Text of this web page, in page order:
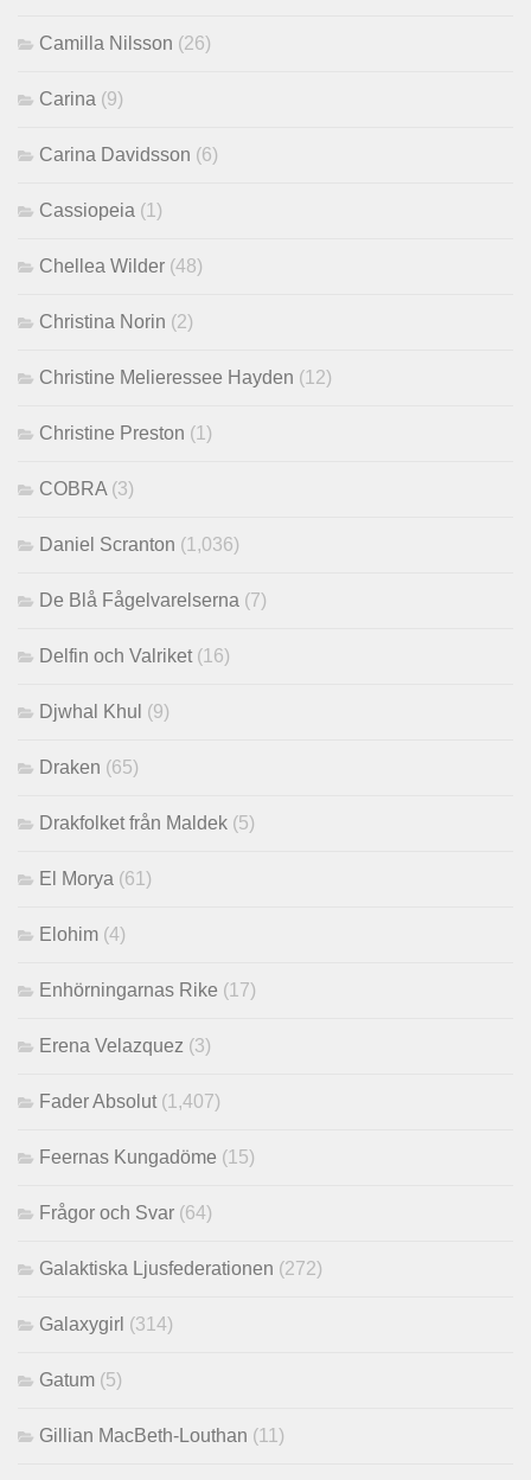
Camilla Nilsson (26)
Carina (9)
Carina Davidsson (6)
Cassiopeia (1)
Chellea Wilder (48)
Christina Norin (2)
Christine Melieressee Hayden (12)
Christine Preston (1)
COBRA (3)
Daniel Scranton (1,036)
De Blå Fågelvarelserna (7)
Delfin och Valriket (16)
Djwhal Khul (9)
Draken (65)
Drakfolket från Maldek (5)
El Morya (61)
Elohim (4)
Enhörningarnas Rike (17)
Erena Velazquez (3)
Fader Absolut (1,407)
Feernas Kungadöme (15)
Frågor och Svar (64)
Galaktiska Ljusfederationen (272)
Galaxygirl (314)
Gatum (5)
Gillian MacBeth-Louthan (11)